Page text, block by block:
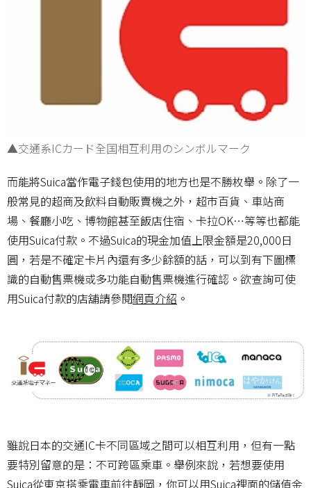
▲交通系ICカード全国相互利用のシンボルマーク
而能將Suica當作電子錢包使用的地方也是不勝枚舉。除了一
般常見的超商及飲料自動販賣機之外，超市百貨、車站商
場、餐廳小吃、博物館甚至飯店住宿、卡拉OK…等等也都能
使用Suica付款。不過Suica的現金加值上限金額是20,000日
圓，若是不確定卡片內還有多少餘額的話，可以到有下圖標
識的自動售票機或多功能自動售票機進行確認。欲查詢可使
用Suica付款的店舖請參閱網頁介紹 。
雖說日本的交通IC卡不同區域之間可以相互利用，但有一點
要特別留意的是：不可跨區乘車。舉例來說，若想要使用
Suica從東京搭乘電車前往靜岡，你可以用Suica裡面的儲值金